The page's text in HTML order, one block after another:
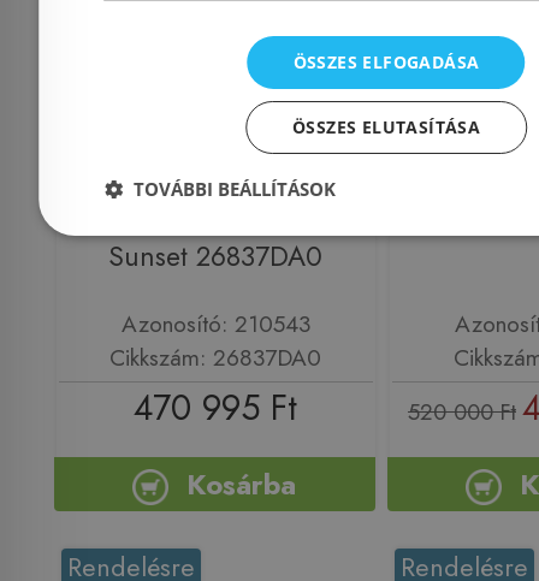
Grohe Rainshower
SmartActive 310 Cube
termosztátos
Sunset 26837DA0
Azonosító: 210543
Cikkszám: 26837DA0
470 995 Ft
Kosárba
Előleg
Sapho
520 000 Ft
Rendelésre Rendelésre
ÖSSZES ELFOGADÁSA
ÖSSZES ELUTASÍTÁSA
TOVÁBBI BEÁLLÍTÁSOK